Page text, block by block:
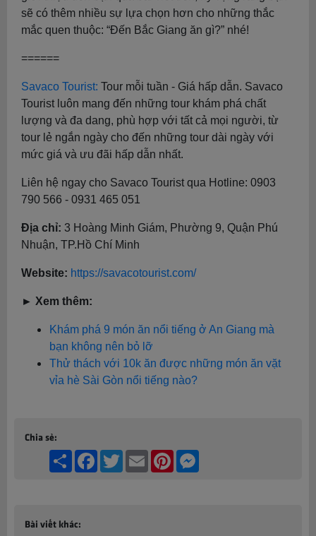
sẽ có thêm nhiều sự lựa chọn hơn cho những thắc
mắc quen thuộc: “Đến Bắc Giang ăn gì?” nhé!
======
Savaco Tourist: Tour mỗi tuần - Giá hấp dẫn. Savaco
Tourist luôn mang đến những tour khám phá chất
lượng và đa dang, phù hợp với tất cả mọi người, từ
tour lẻ ngắn ngày cho đến những tour dài ngày với
mức giá và ưu đãi hấp dẫn nhất.
Liên hệ ngay cho Savaco Tourist qua Hotline: 0903
790 566 - 0931 465 051
Địa chỉ: 3 Hoàng Minh Giám, Phường 9, Quận Phú
Nhuận, TP.Hồ Chí Minh
Website: https://savacotourist.com/
► Xem thêm:
Khám phá 9 món ăn nổi tiếng ở An Giang mà
bạn không nên bỏ lỡ
Thử thách với 10k ăn được những món ăn vặt
vỉa hè Sài Gòn nổi tiếng nào?
Chia sẻ:
Share Facebook
TwitterEmail Pinterest
Bài viết khác: